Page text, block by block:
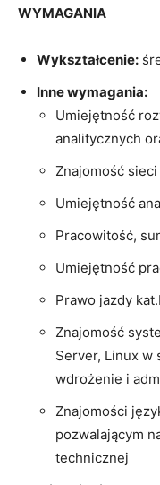
WYMAGANIA
Wykształcenie:
Inne wymagania:
Umiejętność
analitycznych
Znajomość sieci
Umiejętność
Pracowitość,
Umiejętność
Prawo jazdy
Znajomość
Server, Linux w
wdrożenie i
Znajomości
pozwalającym
technicznej